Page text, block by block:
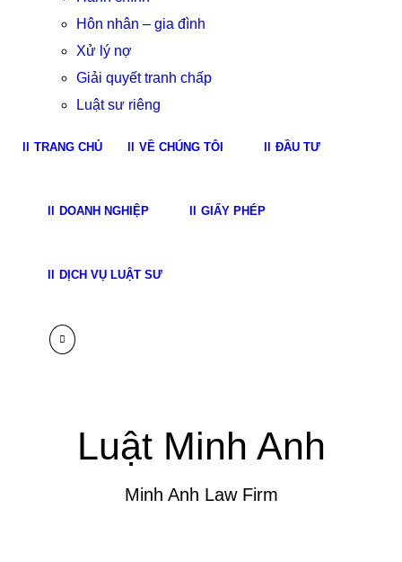
Hôn nhân – gia đình
Xử lý nợ
Giải quyết tranh chấp
Luật sư riêng
TRANG CHỦ VỀ CHÚNG TÔI ĐẦU TƯ
DOANH NGHIỆP GIẤY PHÉP
DỊCH VỤ LUẬT SƯ
Luật Minh Anh
Minh Anh Law Firm